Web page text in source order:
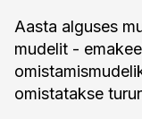
Aasta alguses
mudelit -
omistatakse